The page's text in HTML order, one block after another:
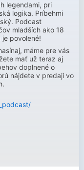
legendami, pri
logika. Príbehmi
Podcast
mladších ako 18
povolené!
máme pre vás
mať už teraz aj
doplnené o
nájdete v predaji vo